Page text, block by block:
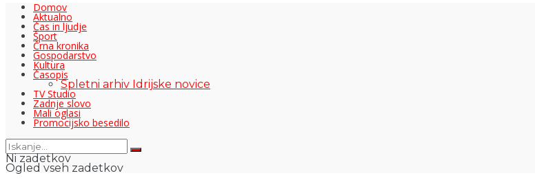
Domov
Aktualno
Čas in ljudje
Šport
Črna kronika
Gospodarstvo
Kultura
Časopis
Spletni arhiv Idrijske novice
TV Studio
Zadnje slovo
Mali oglasi
Promocijsko besedilo
Ni zadetkov
Ogled vseh zadetkov